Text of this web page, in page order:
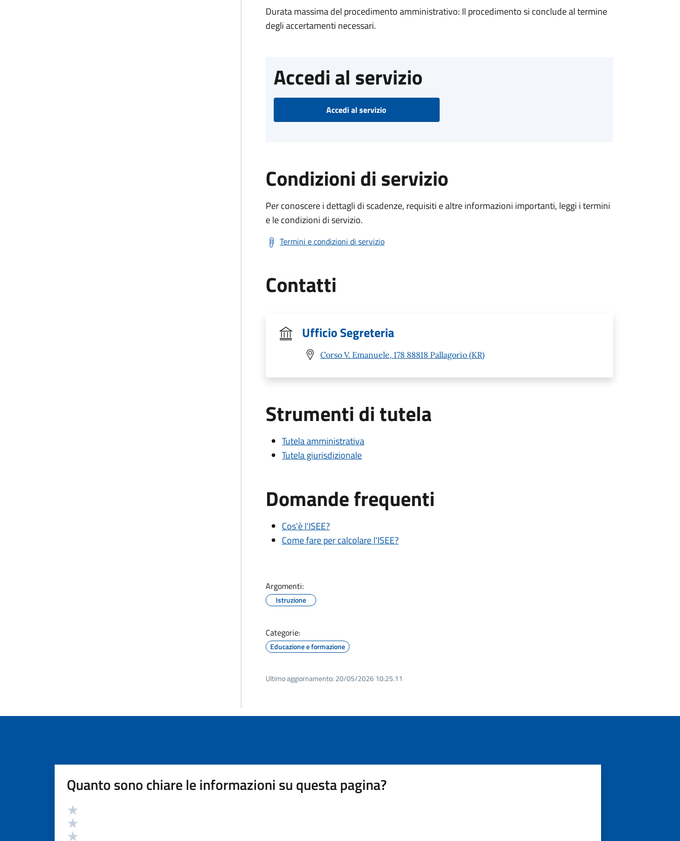
Durata massima del procedimento amministrativo: Il procedimento si conclude al termine
degli accertamenti necessari.
Accedi al servizio
Accedi al servizio
Condizioni di servizio
Per conoscere i dettagli di scadenze, requisiti e altre informazioni importanti, leggi i termini
e le condizioni di servizio.
Termini e condizioni di servizio
Contatti
Ufficio Segreteria
Corso V. Emanuele, 178 88818 Pallagorio (KR)
Strumenti di tutela
Tutela amministrativa
Tutela giurisdizionale
Domande frequenti
Cos'è l'ISEE?
Come fare per calcolare l'ISEE?
Argomenti:
Istruzione
Categorie:
Educazione e formazione
Ultimo aggiornamento: 20/05/2026 10:25.11
Quanto sono chiare le informazioni su questa pagina?
Valutazione